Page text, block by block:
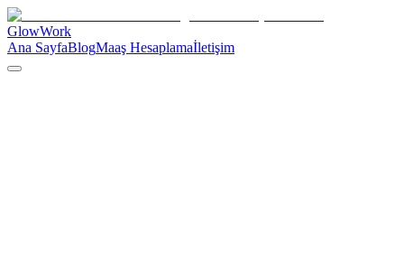
GlowWork
Ana SayfaBlogMaaş Hesaplamaİletişim